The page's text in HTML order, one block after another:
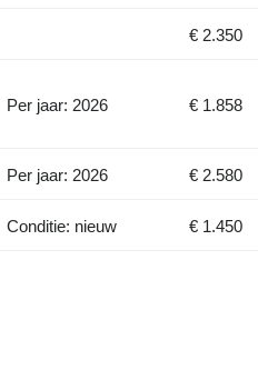
€ 2.350
Per jaar: 2026 € 1.858
Per jaar: 2026 € 2.580
Conditie: nieuw € 1.450